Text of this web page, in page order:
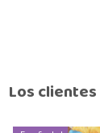
Los